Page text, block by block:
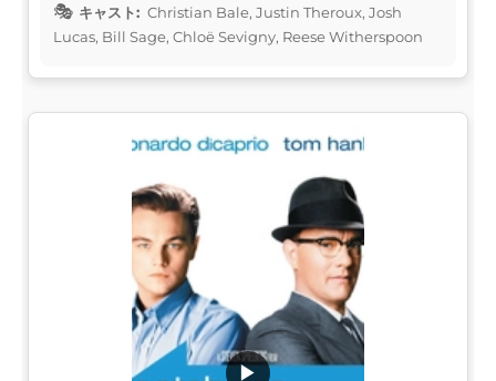
キャスト: Christian Bale, Justin Theroux, Josh
Lucas, Bill Sage, Chloë Sevigny, Reese Witherspoon
▶